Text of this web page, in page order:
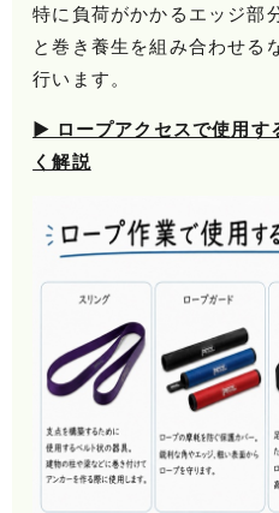
特に負荷がかかるエッジ部
と巻き養生を組み合わせる
行います。
▶ ロープアクセスで使用す
く解説